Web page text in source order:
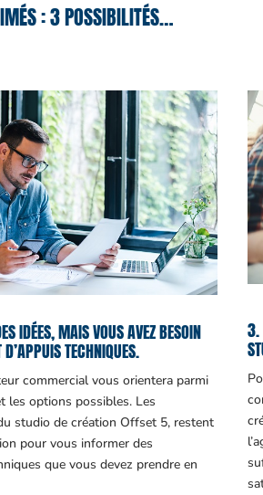
: 3 POSSIBILITÉS…
IDÉES, MAIS VOUS AVEZ BESOIN
TECHNIQUES.
commercial vous orientera parmi
les options possibles. Les
studio de création Offset 5, restent
pour vous informer des
que vous devez prendre en
3.